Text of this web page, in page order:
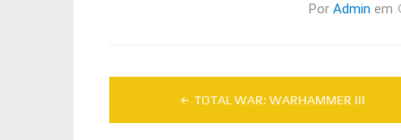
Por Admin em
Navegação
de
TOTAL WAR: WARHAMMER III